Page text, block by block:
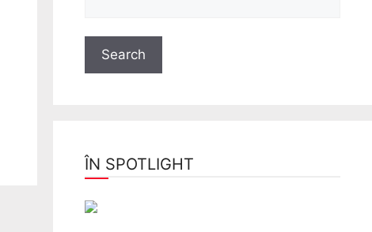
ÎN SPOTLIGHT